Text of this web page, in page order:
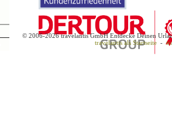
© 2006-2026 travelantis GmbH Entdecke Deinen
travelantis als Startseite -